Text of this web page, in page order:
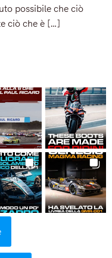
possibile che ciò
ciò che è […]